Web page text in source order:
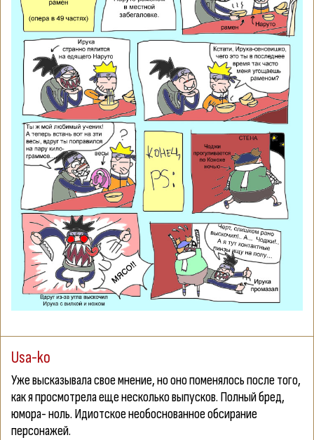
Usa-ko
Уже высказывала свое мнение, но оно поменялось после того,
как я просмотрела еще несколько выпусков. Полный бред,
юмора- ноль. Идиотское необоснованное обсирание
персонажей.